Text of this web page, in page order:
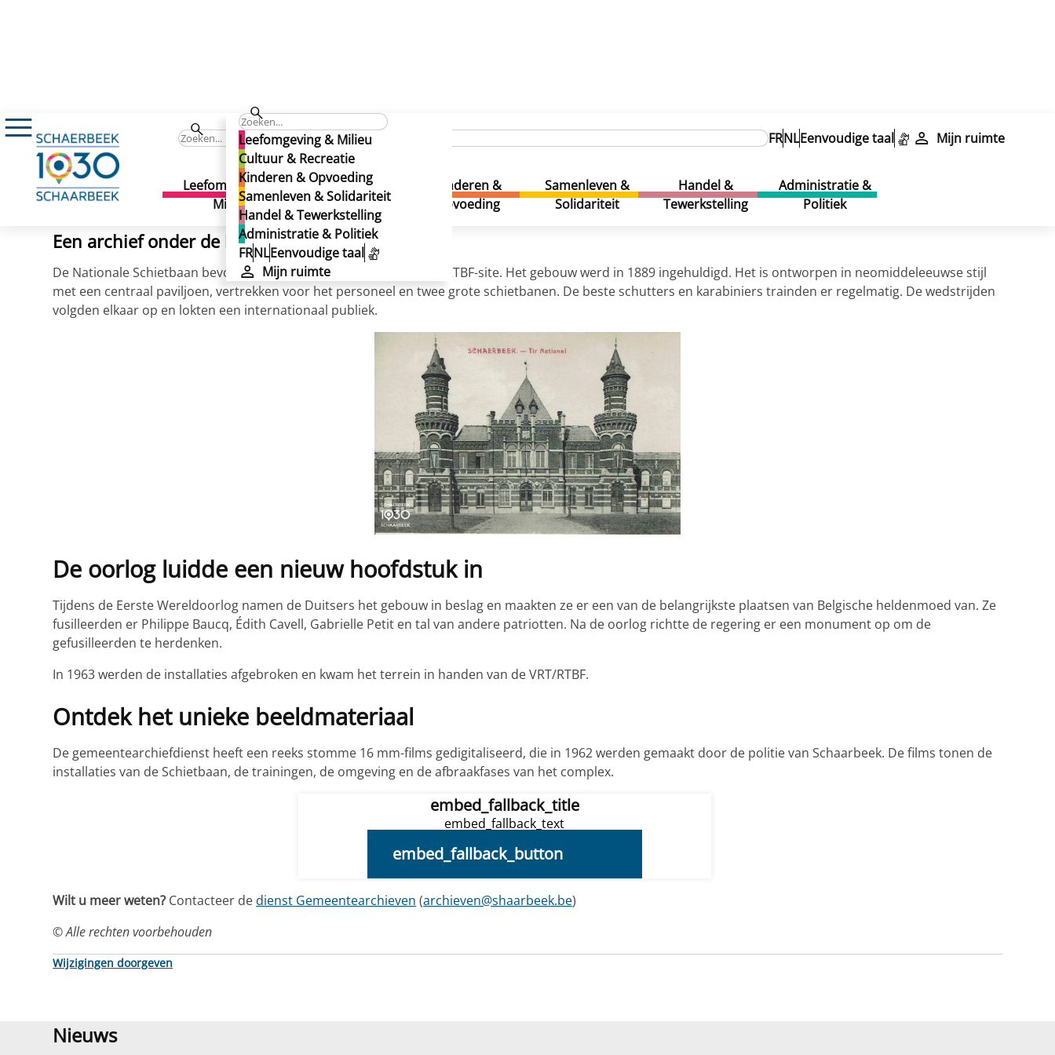
Leefomgeving & Milieu
Cultuur & Recreatie
Kinderen & Opvoeding
Samenleven & Solidariteit
Handel & Tewerkstelling
Administratie & Politiek
FRNLEenvoudige taal
Mijn ruimte
FRNLEenvoudige taal Mijn ruimte
Leefomgeving &
Milieu
Cultuur &
Recreatie
Kinderen &
Opvoeding
Samenleven &
Solidariteit
Handel &
Tewerkstelling
Administratie &
Politiek
Archief: De Nationale Schietbaan
Archief: De Nationale Schietbaan
Archief: De Nationale Schietbaan
Gepubliceerd op 02/10/2020
Een archief onder de loep
De Nationale Schietbaan bevond zich lange tijd op de huidige VRT/RTBF-site. Het gebouw werd in 1889 ingehuldigd. Het is ontworpen in neomiddeleeuwse stijl
met een centraal paviljoen, vertrekken voor het personeel en twee grote schietbanen. De beste schutters en karabiniers trainden er regelmatig. De wedstrijden
volgden elkaar op en lokten een internationaal publiek.
De oorlog luidde een nieuw hoofdstuk in
Tijdens de Eerste Wereldoorlog namen de Duitsers het gebouw in beslag en maakten ze er een van de belangrijkste plaatsen van Belgische heldenmoed van. Ze
fusilleerden er Philippe Baucq, Édith Cavell, Gabrielle Petit en tal van andere patriotten. Na de oorlog richtte de regering er een monument op om de
gefusilleerden te herdenken.
In 1963 werden de installaties afgebroken en kwam het terrein in handen van de VRT/RTBF.
Ontdek het unieke beeldmateriaal
De gemeentearchiefdienst heeft een reeks stomme 16 mm-films gedigitaliseerd, die in 1962 werden gemaakt door de politie van Schaarbeek. De films tonen de
installaties van de Schietbaan, de trainingen, de omgeving en de afbraakfases van het complex.
embed_fallback_title
embed_fallback_text
embed_fallback_button
Wilt u meer weten? Contacteer dedienst Gemeentearchieven (archieven@shaarbeek.be)
©Alle rechten voorbehouden
Wijzigingen doorgeven
Nieuws